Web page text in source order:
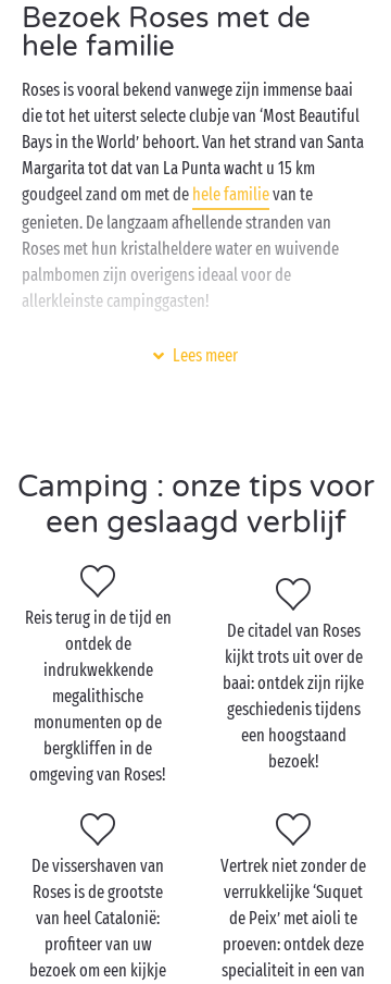
lodge-tenten of onze authentiekekampeerplaatsen
Een vakantie bij ons bezorgt u een onvervalst gevoel
zwembaden en glijbanen, genieten vansport- en
ontspanningsactiviteiten in de openlucht, dolce far
niente op uw zonovergoten terras … Tijdens uw
camping-vakantie bij Sandaya doet u alleen waar u
zin in hebt!
Bezoek Roses met de
hele familie
Roses is vooral bekend vanwege zijn immense baai
die tot het uiterst selecte clubje van ‘Most Beautiful
Bays in the World’ behoort. Van het strand van Santa
Margarita tot dat van La Punta wacht u 15 km
goudgeel zand om met de hele familievan te
genieten. De langzaam afhellende stranden van
Roses met hun kristalheldere water en wuivende
palmbomen zijn overigens ideaal voor de
allerkleinste campinggasten!
Volgt u graag een initiatie in een van de vele
verkennen. Hebt u er honger van gekregen? Op de
zeeboulevard vindt u tal van restaurants die de
lekkerstespecialiteitenuit de streek serveren.
Bezoek Roses met z'n
tweetjes
Naast familiestranden vindt u in Roses ook heel wat
ongerepte kreken waar de
heer en meester is.
Tijdens een romantisch uitje
weet u de zalige rust die
er heerst, vast te waarderen. Zet koers in oostelijke
richting en geniet op Cala Montjoi, Cala Jóncols of
Cala Calitjàs van een bevoorrechte tête-à-tête met de
Middellandse Zee.
Houdt u van wandelen? Trek uw wandelschoenen
aan, neem zwemkleding mee en wandel over de
sublieme Camí de Ronda van Roses. Hier krijgt u de
Lees meer
Camping : onze tips voor
een geslaagd verblijf
Reis terug in de tijd en
ontdek de
indrukwekkende
megalithische
monumenten op de
bergkliffen in de
omgeving van Roses!
De citadel van Roses
kijkt trots uit over de
baai: ontdek zijn rijke
geschiedenis tijdens
een hoogstaand
bezoek!
De vissershaven van
Roses is de grootste
van heel Catalonië:
profiteer van uw
bezoek om een kijkje
Vertrek niet zonder de
verrukkelijke ‘Suquet
de Peix’ met aioli te
proeven: ontdek deze
specialiteit in een van